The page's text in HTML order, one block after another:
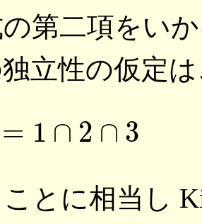
第二項をい
立性の仮定
ことに相当し